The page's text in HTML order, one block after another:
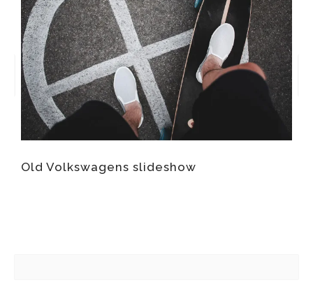
Old Volkswagens slideshow